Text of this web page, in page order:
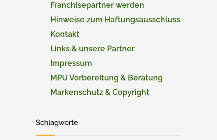
Franchisepartner werden
Hinweise zum Haftungsausschluss
Kontakt
Links & unsere Partner
Impressum
MPU Vorbereitung & Beratung
Markenschutz & Copyright
Schlagworte